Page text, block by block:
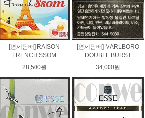
[면세담배] RAISON
FRENCH SSOM
28,500원
[면세담배] MARLBORO
DOUBLE BURST
34,000원